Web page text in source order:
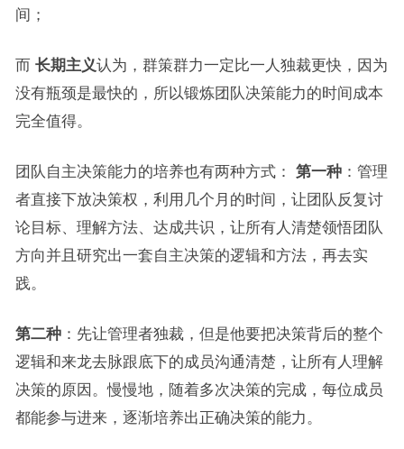
间；
而 长期主义认为，群策群力一定比一人独裁更快，因为
没有瓶颈是最快的，所以锻炼团队决策能力的时间成本
完全值得。
团队自主决策能力的培养也有两种方式： 第一种：管理
者直接下放决策权，利用几个月的时间，让团队反复讨
论目标、理解方法、达成共识，让所有人清楚领悟团队
方向并且研究出一套自主决策的逻辑和方法，再去实
践。
第二种：先让管理者独裁，但是他要把决策背后的整个
逻辑和来龙去脉跟底下的成员沟通清楚，让所有人理解
决策的原因。慢慢地，随着多次决策的完成，每位成员
都能参与进来，逐渐培养出正确决策的能力。